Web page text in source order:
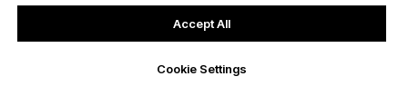
characterized by several significant trends
and challenges.
Accept All
Cookie Settings